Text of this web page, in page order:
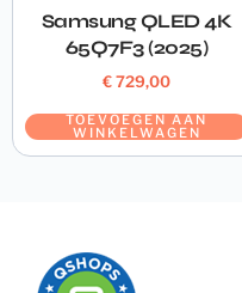
Samsung QLED 4K
65Q7F3 (2025)
€729,00
TOEVOEGEN AAN
WINKELWAGEN